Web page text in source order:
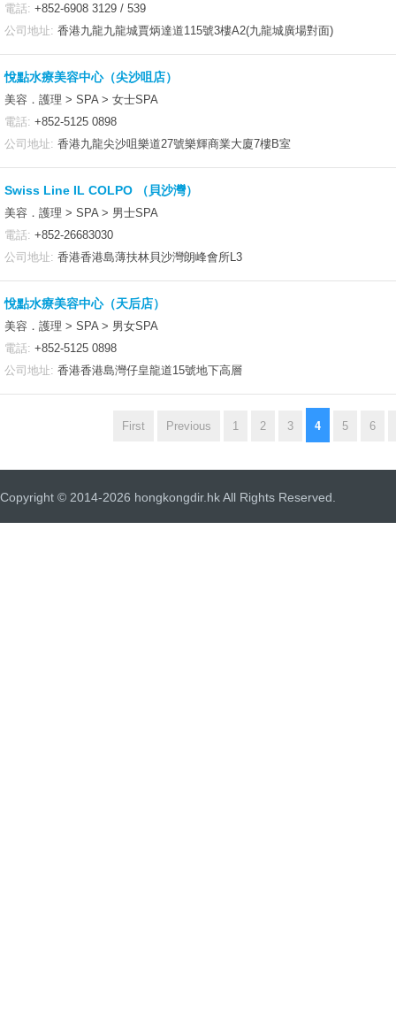
電話: +852-6908 3129 / 539
公司地址: 香港九龍九龍城賈炳達道115號3樓A2(九龍城廣場對面)
悅點水療美容中心（尖沙咀店）
美容．護理 > SPA > 女士SPA
電話: +852-5125 0898
公司地址: 香港九龍尖沙咀樂道27號樂輝商業大廈7樓B室
Swiss Line IL COLPO （貝沙灣）
美容．護理 > SPA > 男士SPA
電話: +852-26683030
公司地址: 香港香港島薄扶林貝沙灣朗峰會所L3
悅點水療美容中心（天后店）
美容．護理 > SPA > 男女SPA
電話: +852-5125 0898
公司地址: 香港香港島灣仔皇龍道15號地下高層
First Previous 1 2 3 4 5 6
Copyright © 2014-2026 hongkongdir.hk All Rights Reserved.